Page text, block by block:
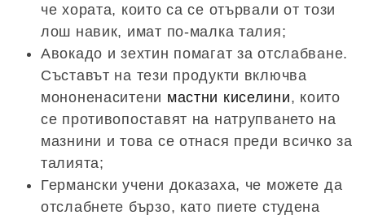
че хората, които са се отървали от този
лош навик, имат по-малка талия;
Авокадо и зехтин помагат за отслабване.
Съставът на тези продукти включва
мононенаситени мастни киселини, които
се противопоставят на натрупването на
мазнини и това се отнася преди всичко за
талията;
Германски учени доказаха, че можете да
отслабнете бързо, като пиете студена